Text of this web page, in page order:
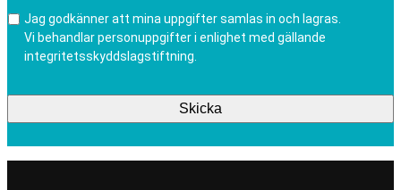
Jag godkänner att mina uppgifter samlas in och lagras.
Vi behandlar personuppgifter i enlighet med gällande
integritetsskyddslagstiftning.
P
T
C